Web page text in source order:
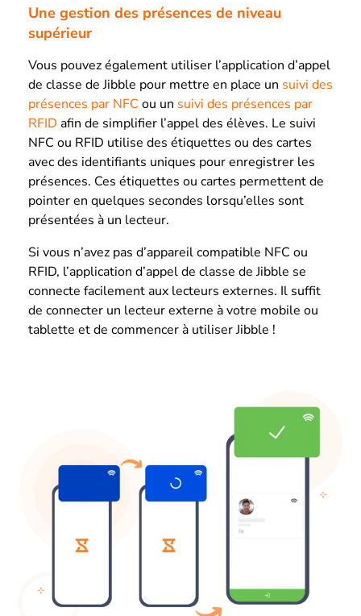
Une gestion des présences de niveau
supérieur
Vous pouvez également utiliser l’application d’appel
de classe de Jibble pour mettre en place un suivi des
présences par NFC ou un suivi des présences par
RFID afin de simplifier l’appel des élèves. Le suivi
NFC ou RFID utilise des étiquettes ou des cartes
avec des identifiants uniques pour enregistrer les
présences. Ces étiquettes ou cartes permettent de
pointer en quelques secondes lorsqu’elles sont
présentées à un lecteur.
Si vous n’avez pas d’appareil compatible NFC ou
RFID, l’application d’appel de classe de Jibble se
connecte facilement aux lecteurs externes. Il suffit
de connecter un lecteur externe à votre mobile ou
tablette et de commencer à utiliser Jibble !